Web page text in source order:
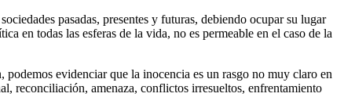
pasadas, presentes y futuras, debiendo ocupar su lugar
en todas las esferas de la vida, no es permeable en el caso de la
evidenciar que la inocencia es un rasgo no muy claro en
reconciliación, amenaza, conflictos irresueltos, enfrentamiento